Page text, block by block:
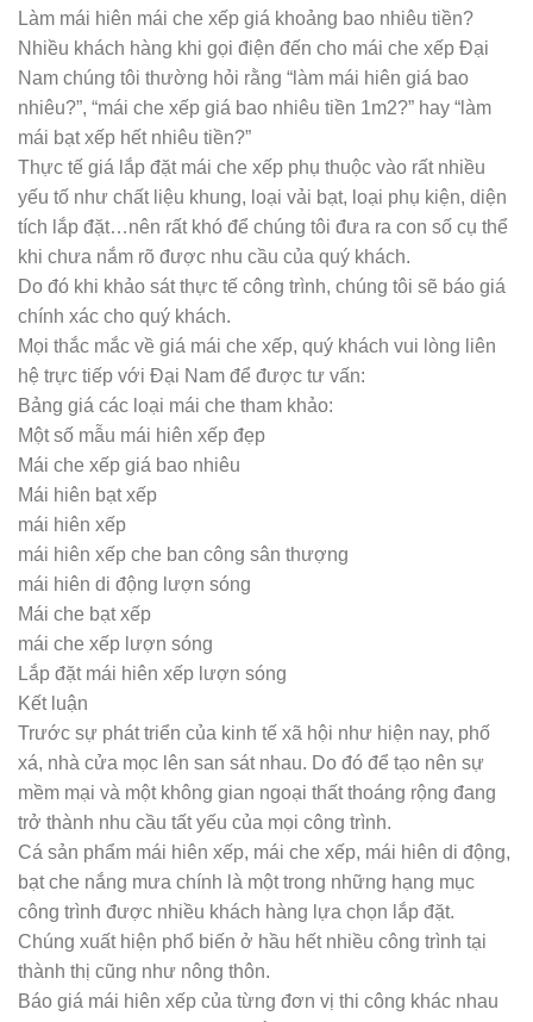
Làm mái hiên mái che xếp giá khoảng bao nhiêu tiền?
Nhiều khách hàng khi gọi điện đến cho mái che xếp Đại
Nam chúng tôi thường hỏi rằng “làm mái hiên giá bao
nhiêu?”, “mái che xếp giá bao nhiêu tiền 1m2?” hay “làm
mái bạt xếp hết nhiêu tiền?”
Thực tế giá lắp đặt mái che xếp phụ thuộc vào rất nhiều
yếu tố như chất liệu khung, loại vải bạt, loại phụ kiện, diện
tích lắp đặt…nên rất khó để chúng tôi đưa ra con số cụ thể
khi chưa nắm rõ được nhu cầu của quý khách.
Do đó khi khảo sát thực tế công trình, chúng tôi sẽ báo giá
chính xác cho quý khách.
Mọi thắc mắc về giá mái che xếp, quý khách vui lòng liên
hệ trực tiếp với Đại Nam để được tư vấn:
Bảng giá các loại mái che tham khảo:
Một số mẫu mái hiên xếp đẹp
Mái che xếp giá bao nhiêu
Mái hiên bạt xếp
mái hiên xếp
mái hiên xếp che ban công sân thượng
mái hiên di động lượn sóng
Mái che bạt xếp
mái che xếp lượn sóng
Lắp đặt mái hiên xếp lượn sóng
Kết luận
Trước sự phát triển của kinh tế xã hội như hiện nay, phố
xá, nhà cửa mọc lên san sát nhau. Do đó để tạo nên sự
mềm mại và một không gian ngoại thất thoáng rộng đang
trở thành nhu cầu tất yếu của mọi công trình.
Cá sản phẩm mái hiên xếp, mái che xếp, mái hiên di động,
bạt che nắng mưa chính là một trong những hạng mục
công trình được nhiều khách hàng lựa chọn lắp đặt.
Chúng xuất hiện phổ biến ở hầu hết nhiều công trình tại
thành thị cũng như nông thôn.
Báo giá mái hiên xếp của từng đơn vị thi công khác nhau